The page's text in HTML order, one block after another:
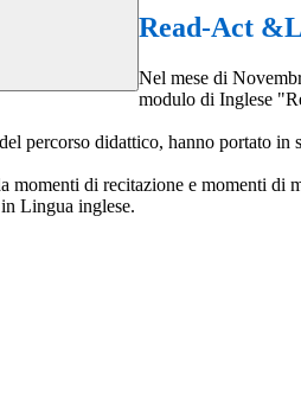
Read-Act
Nel mese di
modulo di Inglese
didattico, hanno portato in
di recitazione e momenti di
Lingua inglese.